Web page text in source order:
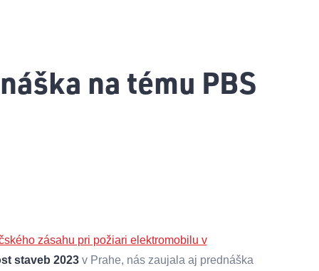
na tému PBS
zásahu pri požiari elektromobilu v
staveb 2023 v Prahe, nás zaujala aj prednáška